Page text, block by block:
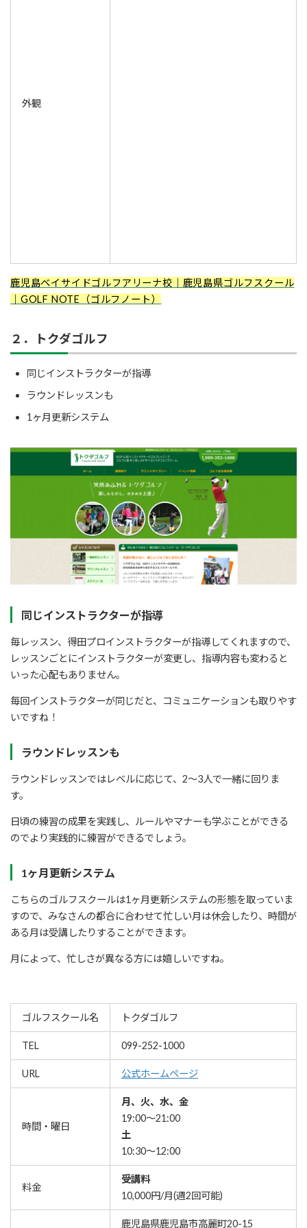
外観
鹿児島ベイサイドゴルフアリーナ校｜鹿児島県ゴルフスクール
｜GOLF NOTE（ゴルフノート）
２．トクダゴルフ
同じインストラクターが指導
ラウンドレッスンも
1ヶ月更新システム
同じインストラクターが指導
毎レッスン、得田プロインストラクターが指導してくれますので、
レッスンごとにインストラクターが変更し、指導内容も変わると
いった心配もありません。
毎回インストラクターが同じだと、コミュニケーションも取りやす
いですね！
ラウンドレッスンも
ラウンドレッスンではレベルに応じて、2～3人で一緒に回りま
す。
日頃の練習の成果を実践し、ルールやマナーも学ぶことができる
のでより実践的に練習ができるでしょう。
1ヶ月更新システム
こちらのゴルフスクールは1ヶ月更新システムの形態を取っていま
すので、みなさんの都合に合わせて忙しい月は休会したり、時間が
ある月は受講したりすることができます。
月によって、忙しさが異なる方には嬉しいですね。
ゴルフスクール名 トクダゴルフ
TEL 099-252-1000
URL 公式ホームページ
時間・曜日
月、火、水、金
19:00～21:00
土
10:30～12:00
料金
受講料
10,000円/月(週2回可能)
鹿児島県鹿児島市高麗町20-15